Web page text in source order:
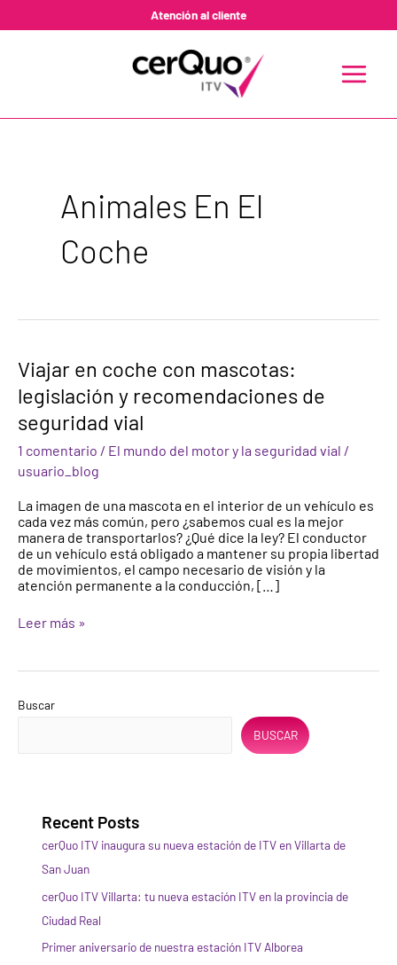
Atención al cliente
MENU
Animales En El
Coche
Viajar en coche con mascotas:
legislación y recomendaciones de
seguridad vial
1 comentario / El mundo del motor y la seguridad vial /
usuario_blog
La imagen de una mascota en el interior de un vehículo es
cada vez más común, pero ¿sabemos cual es la mejor
manera de transportarlos? ¿Qué dice la ley? El conductor
de un vehículo está obligado a mantener su propia libertad
de movimientos, el campo necesario de visión y la
atención permanente a la conducción, […]
Viajar
en
coche
con
mascotas:
legislación
y
recomendaciones
seguridad
vial
Leer más »
Buscar
BUSCAR
Recent Posts
cerQuo ITV inaugura su nueva estación de ITV en Villarta de
San Juan
cerQuo ITV Villarta: tu nueva estación ITV en la provincia de
Ciudad Real
Primer aniversario de nuestra estación ITV Alborea